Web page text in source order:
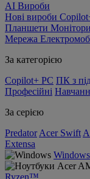
AI Вироби
Нові вироби
Планшети Монітори
Мережа
За категорією
Copilot+ PC ПК з
Професійні
За серією
Predator Acer Swift
Extensa
Windows
Ryzen™